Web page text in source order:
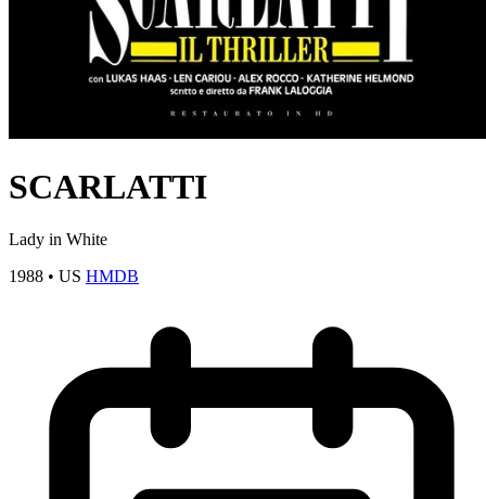
SCARLATTI
Lady in White
1988 • US HMDB